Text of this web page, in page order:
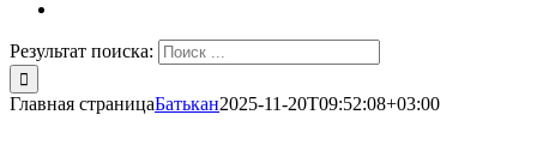
Результат поиска:
Главная страницаБатькан2025-11-20T09:52:08+03:00